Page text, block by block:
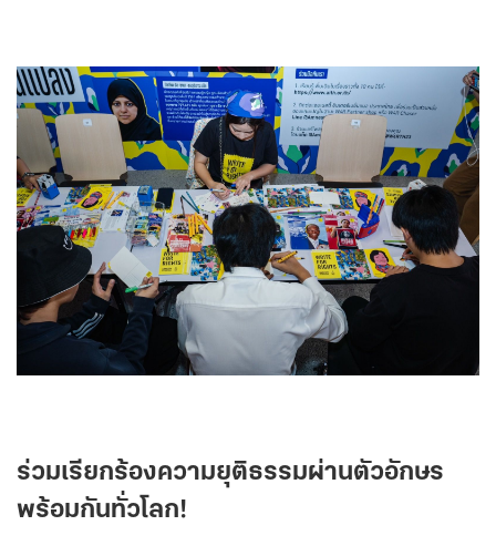
ร่วมเรียกร้องความยุติธรรมผ่านตัวอักษร
พร้อมกันทั่วโลก!